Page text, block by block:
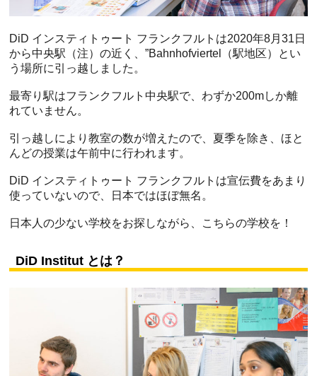
DiD インスティトゥート フランクフルトは2020年8月31日
から中央駅（注）の近く、”Bahnhofviertel（駅地区）とい
う場所に引っ越しました。
最寄り駅はフランクフルト中央駅で、わずか200mしか離
れていません。
引っ越しにより教室の数が増えたので、夏季を除き、ほと
んどの授業は午前中に行われます。
DiD インスティトゥート フランクフルトは宣伝費をあまり
使っていないので、日本ではほぼ無名。
日本人の少ない学校をお探しながら、こちらの学校を！
DiD Institut とは？